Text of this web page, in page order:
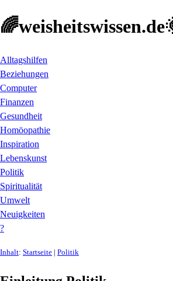
Alltagshilfen
Beziehungen
Computer
Finanzen
Gesundheit
Homöopathie
Inspiration
Lebenskunst
Politik
Spiritualität
Umwelt
Neuigkeiten
?
Inhalt: Startseite | Politik